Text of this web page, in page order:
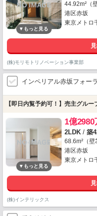
44.92m²（
港区赤坂
東京メトロ
(株)モリモトリノベーション事業部
インペリアル赤坂フォー
【即日内覧予約可！】売主グル
1億2980
2LDK / 築
68.6m²（壁
港区赤坂
東京メトロ
(株)インテリックス